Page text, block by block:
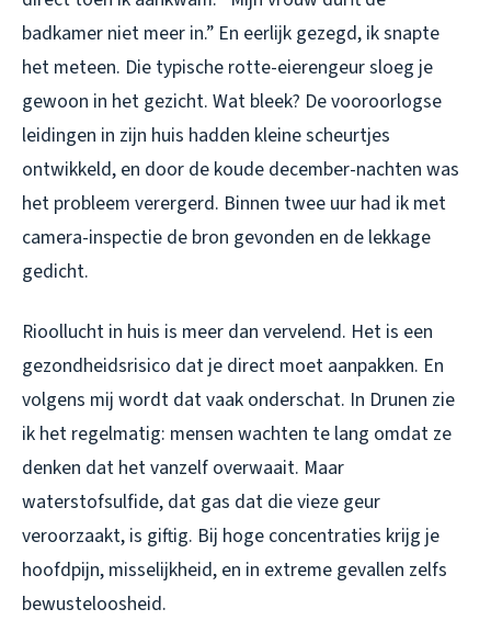
badkamer niet meer in.” En eerlijk gezegd, ik snapte
het meteen. Die typische rotte-eierengeur sloeg je
gewoon in het gezicht. Wat bleek? De vooroorlogse
leidingen in zijn huis hadden kleine scheurtjes
ontwikkeld, en door de koude december-nachten was
het probleem verergerd. Binnen twee uur had ik met
camera-inspectie de bron gevonden en de lekkage
gedicht.
Rioollucht in huis is meer dan vervelend. Het is een
gezondheidsrisico dat je direct moet aanpakken. En
volgens mij wordt dat vaak onderschat. In Drunen zie
ik het regelmatig: mensen wachten te lang omdat ze
denken dat het vanzelf overwaait. Maar
waterstofsulfide, dat gas dat die vieze geur
veroorzaakt, is giftig. Bij hoge concentraties krijg je
hoofdpijn, misselijkheid, en in extreme gevallen zelfs
bewusteloosheid.